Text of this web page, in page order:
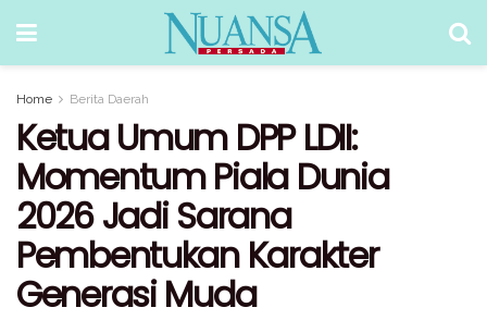
Home Berita Daerah
Ketua Umum DPP LDII:
Momentum Piala Dunia
2026 Jadi Sarana
Pembentukan Karakter
Generasi Muda